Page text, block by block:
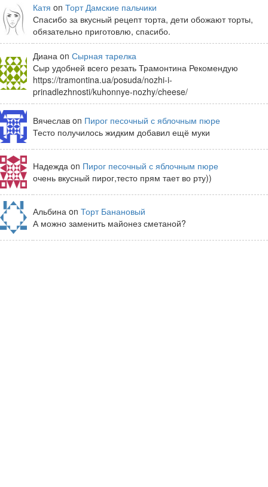
Катя on Торт Дамские пальчики
Спасибо за вкусный рецепт торта, дети обожают торты,
обязательно приготовлю, спасибо.
Диана on Сырная тарелка
Сыр удобней всего резать Трамонтина Рекомендую
https://tramontina.ua/posuda/nozhi-i-
prinadlezhnosti/kuhonnye-nozhy/cheese/
Вячеслав on Пирог песочный с яблочным пюре
Тесто получилось жидким добавил ещё муки
Надежда on Пирог песочный с яблочным пюре
очень вкусный пирог,тесто прям тает во рту))
Альбина on Торт Банановый
А можно заменить майонез сметаной?